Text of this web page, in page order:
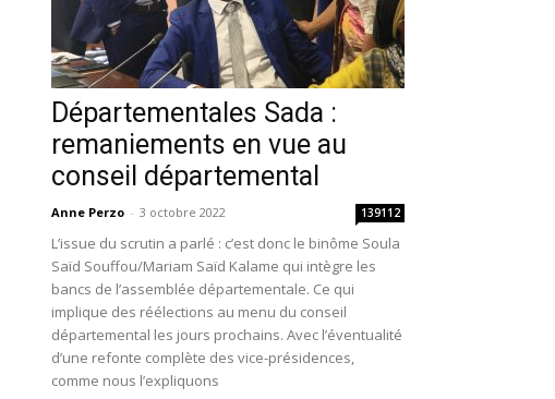
Départementales Sada :
remaniements en vue au
conseil départemental
Anne Perzo - 3 octobre 2022 139112
L’issue du scrutin a parlé : c’est donc le binôme Soula
Saïd Souffou/Mariam Saïd Kalame qui intègre les
bancs de l’assemblée départementale. Ce qui
implique des réélections au menu du conseil
départemental les jours prochains. Avec l’éventualité
d’une refonte complète des vice-présidences,
comme nous l’expliquons